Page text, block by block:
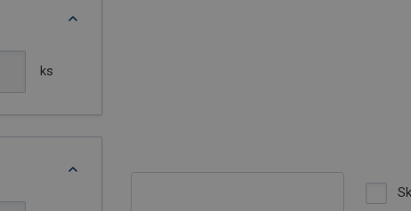
ks